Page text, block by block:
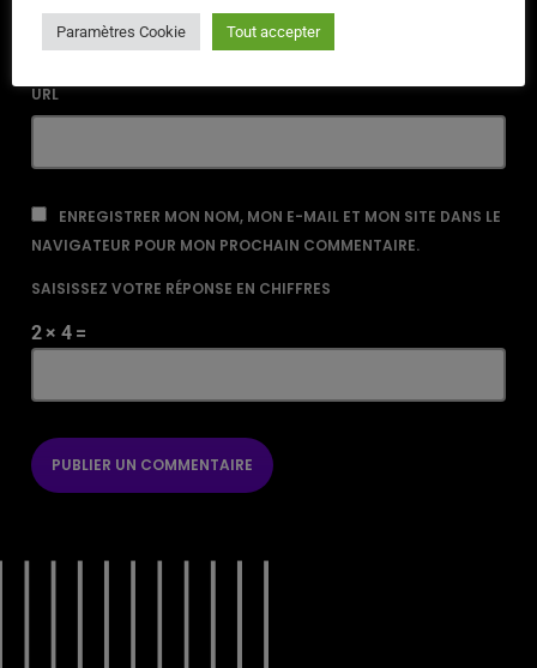
URL
ENREGISTRER MON NOM, MON E-MAIL ET MON SITE DANS LE
NAVIGATEUR POUR MON PROCHAIN COMMENTAIRE.
SAISISSEZ VOTRE RÉPONSE EN CHIFFRES
2 × 4 =
Paramètres Cookie Tout accepter